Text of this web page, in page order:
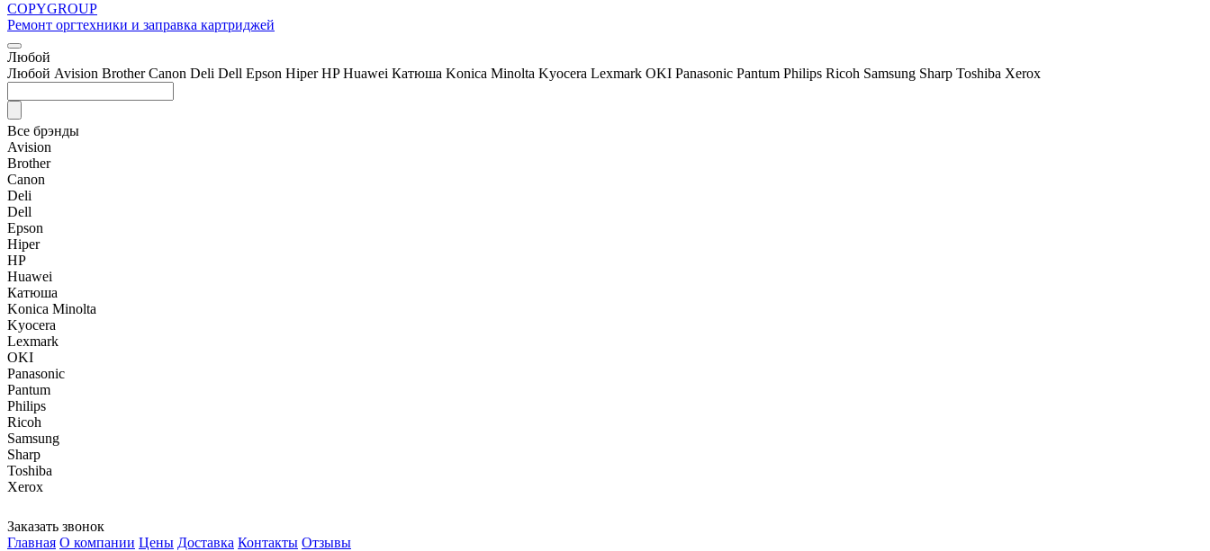
COPYGROUP
Ремонт оргтехники и заправка картриджей
Любой
Любой Avision Brother Canon Deli Dell Epson Hiper HP Huawei Катюша Konica Minolta Kyocera Lexmark OKI Panasonic Pantum Philips Ricoh Samsung Sharp Toshiba Xerox
Все брэнды
Avision
Brother
Canon
Deli
Dell
Epson
Hiper
HP
Huawei
Катюша
Konica Minolta
Kyocera
Lexmark
OKI
Panasonic
Pantum
Philips
Ricoh
Samsung
Sharp
Toshiba
Xerox
Заказать звонок
Главная О компании Цены Доставка Контакты Отзывы